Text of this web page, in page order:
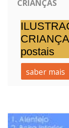
CRIANÇAS
postais
saber mais